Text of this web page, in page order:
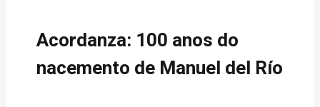
Acordanza: 100 anos do
nacemento de Manuel del Río